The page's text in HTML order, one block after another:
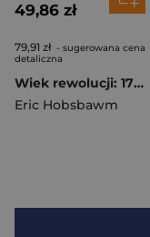
49,86 zł
79,91 zł - sugerowana cena
detaliczna
Wiek rewolucji: 1789-1848 wyd. 2025
Eric Hobsbawm